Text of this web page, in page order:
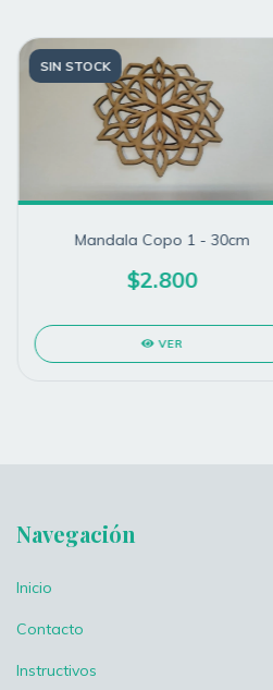
SIN STOCK
Mandala Copo 1 - 30cm
$2.800
VER
Navegación
Inicio
Contacto
Instructivos